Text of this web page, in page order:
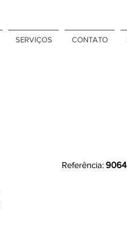
SERVIÇOS CONTATO
Referência:9064